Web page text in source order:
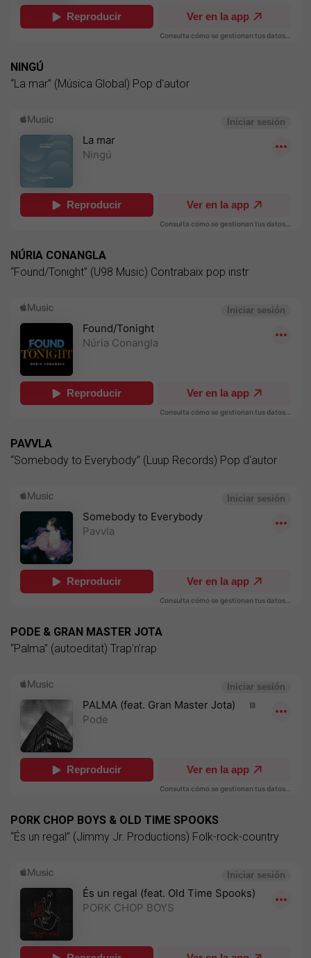
NINGÚ
“La mar” (Música Global) Pop d'autor
NÚRIA CONANGLA
“Found/Tonight” (U98 Music) Contrabaix pop instr
PAVVLA
“Somebody to Everybody” (Luup Records) Pop d'autor
PODE & GRAN MASTER JOTA
“Palma” (autoeditat) Trap'n'rap
PORK CHOP BOYS & OLD TIME SPOOKS
“És un regal” (Jimmy Jr. Productions) Folk-rock-country